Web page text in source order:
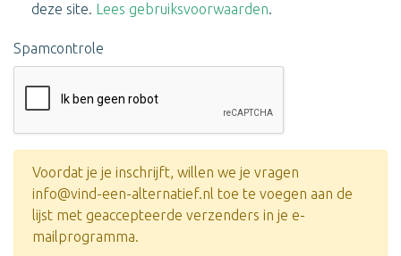
deze site. Lees gebruiksvoorwaarden.
Spamcontrole
Voordat je je inschrijft, willen we je vragen
info@vind-een-alternatief.nl toe te voegen aan de
lijst met geaccepteerde verzenders in je e-
mailprogramma.